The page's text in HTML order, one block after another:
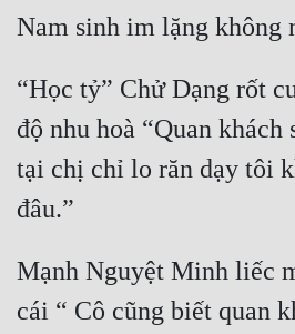
Nam sinh im lặng không
“Học tỷ” Chử Dạng rốt
độ nhu hoà “Quan khách
tại chị chỉ lo răn dạy tôi
đâu.”
Mạnh Nguyệt Minh liếc
cái “ Cô cũng biết quan